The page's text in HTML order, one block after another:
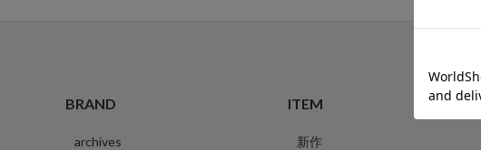
BRAND
archives
ITEM
新作